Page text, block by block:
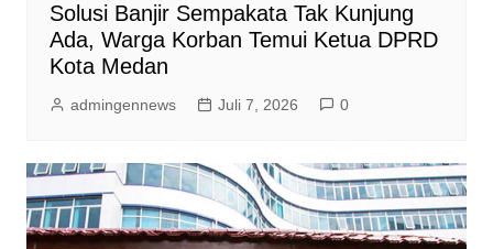
Solusi Banjir Sempakata Tak Kunjung
Ada, Warga Korban Temui Ketua DPRD
Kota Medan
admingennews Juli 7, 2026 0